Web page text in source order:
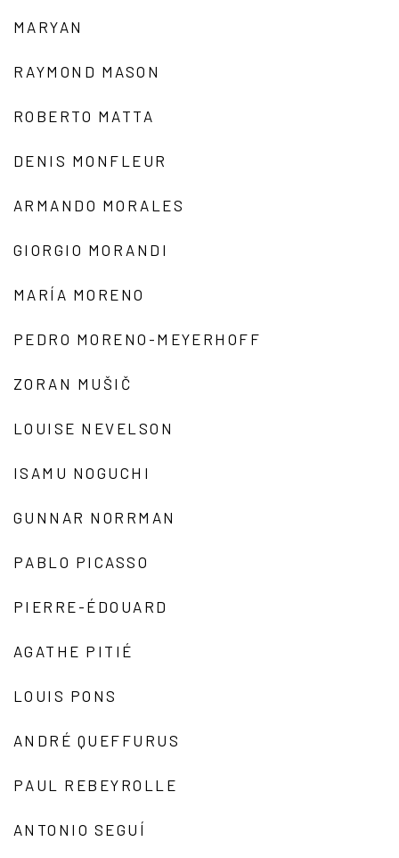
MARYAN
RAYMOND MASON
ROBERTO MATTA
DENIS MONFLEUR
ARMANDO MORALES
GIORGIO MORANDI
MARÍA MORENO
PEDRO MORENO-MEYERHOFF
ZORAN MUŠIČ
LOUISE NEVELSON
ISAMU NOGUCHI
GUNNAR NORRMAN
PABLO PICASSO
PIERRE-ÉDOUARD
AGATHE PITIÉ
LOUIS PONS
ANDRÉ QUEFFURUS
PAUL REBEYROLLE
ANTONIO SEGUÍ